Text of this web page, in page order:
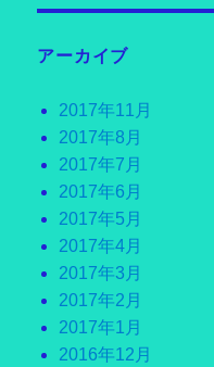
アーカイブ
2017年11月
2017年8月
2017年7月
2017年6月
2017年5月
2017年4月
2017年3月
2017年2月
2017年1月
2016年12月